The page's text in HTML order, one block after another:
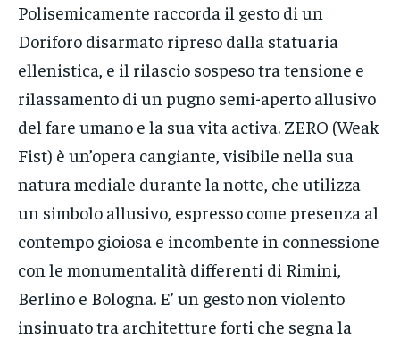
Polisemicamente raccorda il gesto di un
Doriforo disarmato ripreso dalla statuaria
ellenistica, e il rilascio sospeso tra tensione e
rilassamento di un pugno semi-aperto allusivo
del fare umano e la sua vita activa. ZERO (Weak
Fist) è un’opera cangiante, visibile nella sua
natura mediale durante la notte, che utilizza
un simbolo allusivo, espresso come presenza al
contempo gioiosa e incombente in connessione
con le monumentalità differenti di Rimini,
Berlino e Bologna. E’ un gesto non violento
insinuato tra architetture forti che segna la